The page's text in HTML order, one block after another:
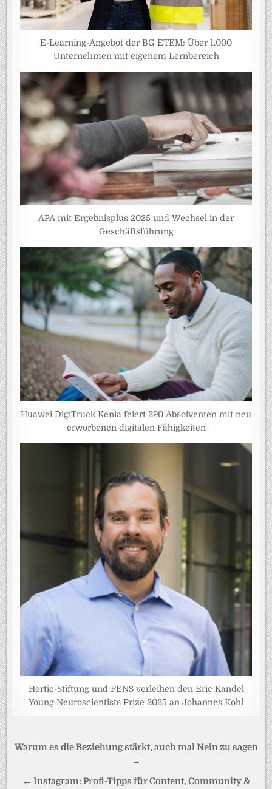
E-Learning-Angebot der BG ETEM: Über 1.000
Unternehmen mit eigenem Lernbereich
APA mit Ergebnisplus 2025 und Wechsel in der
Geschäftsführung
Huawei DigiTruck Kenia feiert 290 Absolventen mit neu
erworbenen digitalen Fähigkeiten
Hertie-Stiftung und FENS verleihen den Eric Kandel
Young Neuroscientists Prize 2025 an Johannes Kohl
Beitragsnavigation
Warum es die Beziehung stärkt, auch mal Nein zu sagen
→
← Instagram: Profi-Tipps für Content, Community &